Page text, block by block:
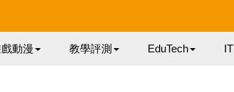
動漫 教學評測 EduTech